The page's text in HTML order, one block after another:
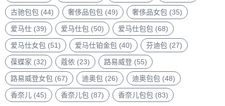
古驰包包 (44) 奢侈品包包 (49) 奢侈品女包 (35)
爱马仕 (39) 爱马仕包 (50) 爱马仕包包 (68)
爱马仕女包 (51) 爱马仕铂金包 (40) 芬迪包 (27)
葆蝶家 (32) 蔻依 (23) 路易威登 (55)
路易威登女包 (67) 迪奥包 (26) 迪奥包包 (48)
香奈儿 (45) 香奈儿包 (87) 香奈儿包包 (83)